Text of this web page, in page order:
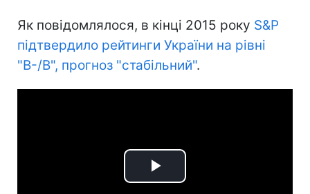
Як повідомлялося, в кінці 2015 року S&P
підтвердило рейтинги України на рівні
"В-/В", прогноз "стабільний".
Play